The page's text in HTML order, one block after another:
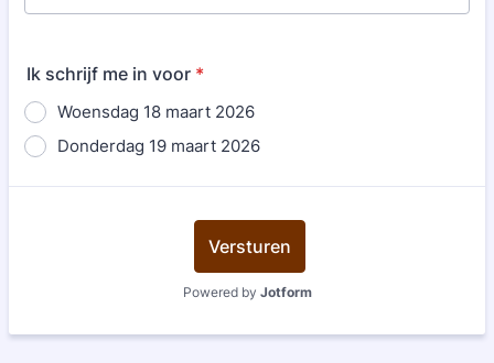
Ik schrijf me in voor *
Woensdag 18 maart 2026
Donderdag 19 maart 2026
Versturen
Powered by Jotform